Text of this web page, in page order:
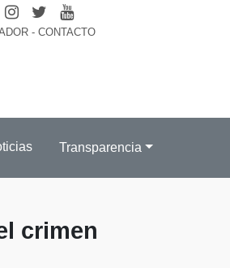
- CONTACTO
Transparencia
crimen